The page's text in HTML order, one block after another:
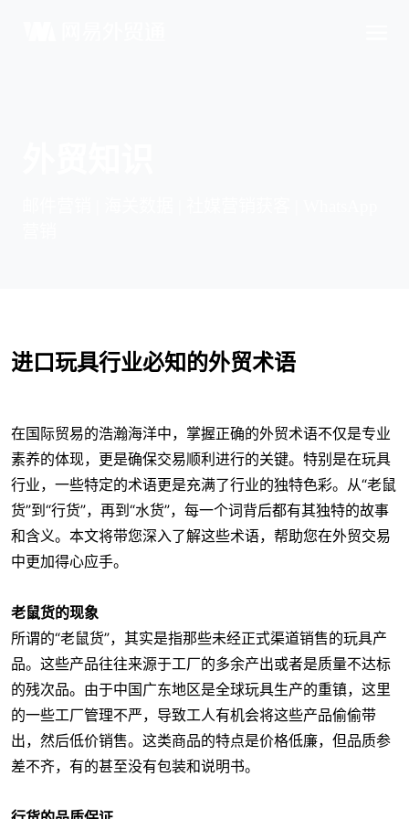
进口玩具行业必知的外贸术语
在国际贸易的浩瀚海洋中，掌握正确的外贸术语不仅是专业
素养的体现，更是确保交易顺利进行的关键。特别是在玩具
行业，一些特定的术语更是充满了行业的独特色彩。从“老鼠
货”到“行货”，再到“水货”，每一个词背后都有其独特的故事
和含义。本文将带您深入了解这些术语，帮助您在外贸交易
中更加得心应手。
老鼠货的现象
所谓的“老鼠货”，其实是指那些未经正式渠道销售的玩具产
品。这些产品往往来源于工厂的多余产出或者是质量不达标
的残次品。由于中国广东地区是全球玩具生产的重镇，这里
的一些工厂管理不严，导致工人有机会将这些产品偷偷带
出，然后低价销售。这类商品的特点是价格低廉，但品质参
差不齐，有的甚至没有包装和说明书。